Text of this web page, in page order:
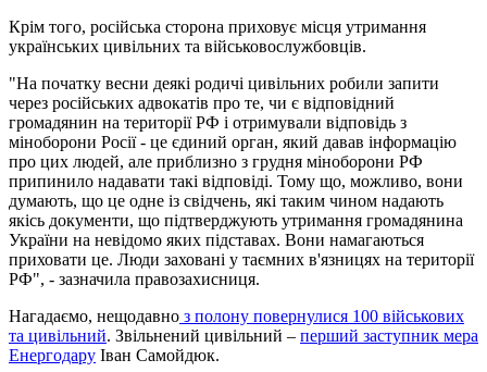
Крім того, російська сторона приховує місця утримання
українських цивільних та військовослужбовців.
"На початку весни деякі родичі цивільних робили запити
через російських адвокатів про те, чи є відповідний
громадянин на території РФ і отримували відповідь з
міноборони Росії - це єдиний орган, який давав інформацію
про цих людей, але приблизно з грудня міноборони РФ
припинило надавати такі відповіді. Тому що, можливо, вони
думають, що це одне із свідчень, які таким чином надають
якісь документи, що підтверджують утримання громадянина
України на невідомо яких підставах. Вони намагаються
приховати це. Люди заховані у таємних в'язницях на території
РФ", - зазначила правозахисниця.
Нагадаємо, нещодавно з полону повернулися 100 військових
та цивільний. Звільнений цивільний – перший заступник мера
Енергодару Іван Самойдюк.